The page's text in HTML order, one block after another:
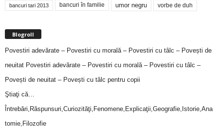
bancuri tari 2013 bancuri în familie umor negru vorbe de duh
Blogroll
Povestiri adevărate – Povestiri cu morală – Povestiri cu tâlc – Povești de
neuitat Povestiri adevărate – Povestiri cu morală – Povestiri cu tâlc –
Povești de neuitat – Povești cu tâlc pentru copii
Ştiaţi că…
Întrebări,Răspunsuri,Curiozităţi,Fenomene,Explicaţii,Geografie,Istorie,Ana
tomie,Filozofie